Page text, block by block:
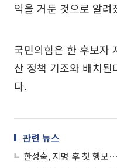
익을 거둔 것으로 알려
국민의힘은 한 후보자
산 정책 기조와 배치
다.
관련 뉴스